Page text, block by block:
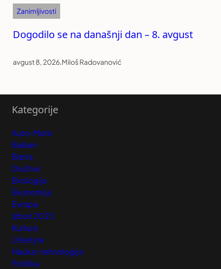
Zanimljivosti
Dogodilo se na današnji dan – 8. avgust
avgust 8, 2026.Miloš Radovanović
Kategorije
Auto-Moto
Balkan
Biznis
Društvo
Ekologija
Ekonomija
Evropa
Izbori 2023
Kultura
Lifestyle
Nauka i tehnologija
Politika